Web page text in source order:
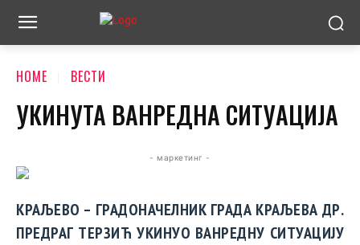
HOME ВЕСТИ
УКИНУТА ВАНРЕДНА СИТУАЦИЈА
- маркетинг -
КРАЉЕВО – ГРАДОНАЧЕЛНИК ГРАДА КРАЉЕВА ДР.
ПРЕДРАГ ТЕРЗИЋ УКИНУО ВАНРЕДНУ СИТУАЦИЈУ